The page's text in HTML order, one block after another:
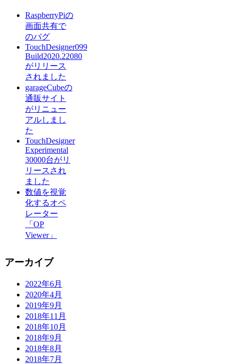
RaspberryPiの
画面共有で
のバグ
TouchDesigner099
Build2020.22080
がリリース
されました
garageCubeの
通販サイト
がリニュー
アルしまし
た
TouchDesigner
Experimental
30000台がリ
リースされ
ました
数値を視覚
化するオペ
レーター
「OP
Viewer」
アーカイブ
2022年6月
2020年4月
2019年9月
2018年11月
2018年10月
2018年9月
2018年8月
2018年7月